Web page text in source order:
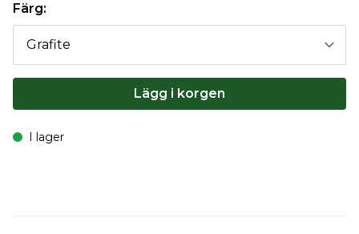
Färg:
Lägg i korgen
I lager